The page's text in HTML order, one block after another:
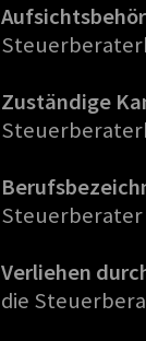
Zuständige
Steuerberater
Verliehen
die